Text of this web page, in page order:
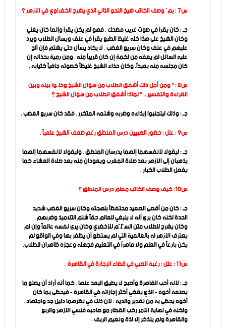
س7 : بمَ وصف الكاتب شيخ النحو الثاني الذي يشرح الكفراوي في الأزهر ؟
جـ : كان يقرأ في صوت غريب مضحك ، فهو لم يكن يقرأ وإنما كان يغني
وكان الشيخ على هذا كله غليظ الطبع يقرأ في عنف ويسأل الطلاب ويرد
عليهم في عنف وكان سريع الغضب ، لا يكاد يسأل حتى يشتم فإن ألح
عليه السائل لم يعفه من لكمة إن كان قريباً منه ، ومن رمية بحذائه إن
كان مجلسه منه بعيداً. وكان حذاء الشيخ غليظاً كصوته جافياً كثيابه .
س8 : " ومن أجل ذلك أشفق الطلاب من سؤال الشيخ وخلّوا بينه وبين
القراءة والتفسير .. " لماذا أشفق الطلاب من سؤال الشيخ ؟
جـ : وذلك ليتجنبوا إيذاءه وضربه وشتمه المتكرر ، فقد كان سريع الغضب .
س9 : علل : حضور الصبيين درس المنطق رغم ضعف الشيخ علمياً .
جـ : ليقولا لأنفسهما إنهما يدرسان المنطق ، وليقولا لأنفسهما إنهما
يذهبان إلى الأزهر بعد صلاة المغرب ويعودان منه بعد صلاة العشاء كما
يفعل الطلاب الكبار .
س10: كيف وصف الكاتب معلم درس المنطق ؟
جـ : كان من أقصى الصعيد محتفظاً بلهجته وكان سريع الغضب شديد
الحدة لكنه كان يرى أنه لا ينبغي للعالم حقاً شتم التلاميذ وضربهم ,
وكان يشرح للطلاب متن السُّلَّم للأخضري وكان يرى نفسه عالماً وإن لم
يعترف الأزهر له بالعالمية التي لم يستطع أن يظفر بها وفي الواقع لم
يكن بارعاً في العلم ولا ماهراً في التعليم فجهله وعجزه ظاهران للطلاب.
س11 : علل : رغبة الصبي في قضاء الإجازة في القاهرة .
جـ : لأنه أحب القاهرة وأصبح لا يطيق البعد عنها ، كما أنه أراد أن يصنع ما
يصنعه أخوه - الذي يقضي أكثر إجازاته في القاهرة - فيحظى بما كان
أخوه يحظى به من تقدير والديه ؛ لأن ذلك في نظرهما دليل جد واجتهاد ،
ولكنه في نهاية الأمر ركب القطار مع صاحبه فنسي الأزهر والربع
والقاهرة ولم يتذكر إلا لذة ونعيم الريف .